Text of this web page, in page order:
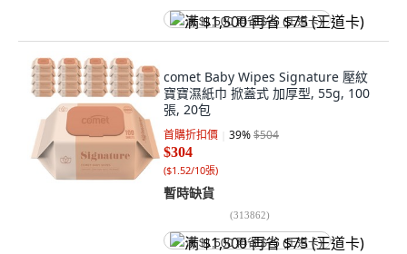
满 $1,500 再省 $75 (王道卡)
comet Baby Wipes Signature 壓紋
寶寶濕紙巾 掀蓋式 加厚型, 55g, 100
張, 20包
首購折扣價 39%$504
$304
($1.52/10張)
暫時缺貨
(313862)
满 $1,500 再省 $75 (王道卡)